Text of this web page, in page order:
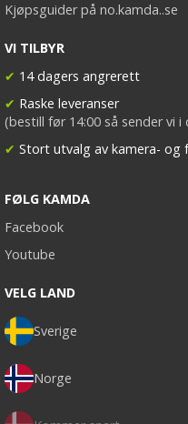
Kjøpsguider på no.kamda..se
VI TILBYR
✔ 14 dagers angrerett
✔ Raske leveranser
(bestill før 14:00 så sender vi i
✔ Stort utvalg av kamera-
FØLG KAMDA
Facebook
Youtube
VELG LAND
Sverige
Norge